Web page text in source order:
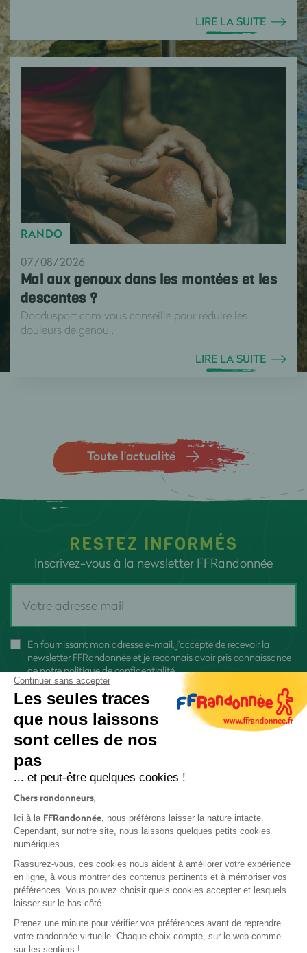
LIRE LA SUITE
RANDO
07/08/2026
Mal aux genoux dans les montées et les
descentes ?
Docdusport.com vous conseille pour réduire les
douleurs de genou .
LIRE LA SUITE
Toute l’actualité
RESTEZ INFORMÉS
Inscrivez-vous à la newsletter FFRandonnée
En fournissant mon adresse e-mail, j'accepte de recevoir la
newsletter FFRandonnée et je reconnais avoir pris connaissance
denotre politique de confidentialité
Protection des données
Politique de confidentialité
Continuer sans accepter
Les seules traces
que nous laissons
sont celles de nos
pas
... et peut-être quelques cookies !
Chers randonneurs,
Ici à la FFRandonnée, nous préférons laisser la nature intacte.
Cependant, sur notre site, nous laissons quelques petits cookies
numériques.
Rassurez-vous, ces cookies nous aident à améliorer votre expérience
en ligne, à vous montrer des contenus pertinents et à mémoriser vos
préférences. Vous pouvez choisir quels cookies accepter et lesquels
laisser sur le bas-côté.
Prenez une minute pour vérifier vos préférences avant de reprendre
votre randonnée virtuelle. Chaque choix compte, sur le web comme
sur les sentiers !